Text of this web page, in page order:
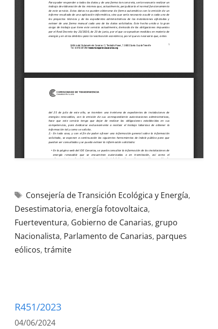
Consejería de Transición Ecológica y Energía,
Desestimatoria, energía fotovoltaica,
Fuerteventura, Gobierno de Canarias, grupo
Nacionalista, Parlamento de Canarias, parques
eólicos, trámite
R451/2023
04/06/2024